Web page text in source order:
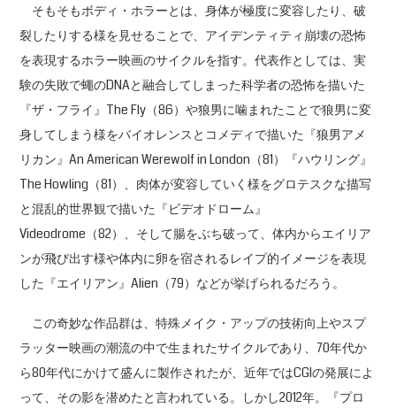
そもそもボディ・ホラーとは、身体が極度に変容したり、破
裂したりする様を見せることで、アイデンティティ崩壊の恐怖
を表現するホラー映画のサイクルを指す。代表作としては、実
験の失敗で蠅のDNAと融合してしまった科学者の恐怖を描いた
『ザ・フライ』The Fly（86）や狼男に噛まれたことで狼男に変
身してしまう様をバイオレンスとコメディで描いた『狼男アメ
リカン』An American Werewolf in London（81）『ハウリング』
The Howling（81）、肉体が変容していく様をグロテスクな描写
と混乱的世界観で描いた『ビデオドローム』
Videodrome（82）、そして腸をぶち破って、体内からエイリア
ンが飛び出す様や体内に卵を宿されるレイプ的イメージを表現
した『エイリアン』Alien（79）などが挙げられるだろう。
この奇妙な作品群は、特殊メイク・アップの技術向上やスプ
ラッター映画の潮流の中で生まれたサイクルであり、70年代か
ら80年代にかけて盛んに製作されたが、近年ではCGIの発展によ
って、その影を潜めたと言われている。しかし2012年。『プロ